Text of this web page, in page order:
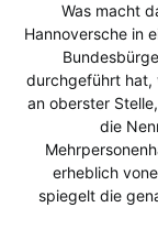
Was macht
Hannoversche in
durchgeführt hat,
an oberster
die
erheblich
spiegelt die